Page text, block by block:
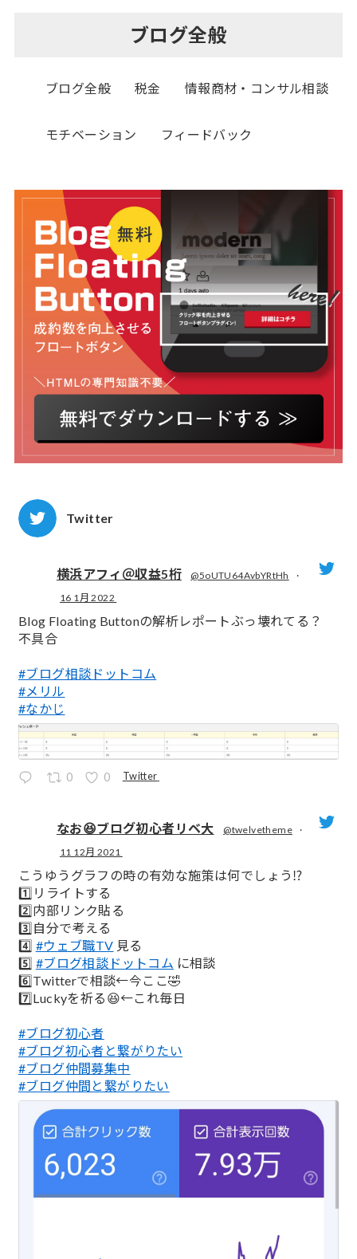
ブログ全般
ブログ全般 税金 情報商材・コンサル相談
モチベーション フィードバック
Twitter
横浜アフィ＠収益5桁 @5oUTU64AvbYRtHh
·
16 1月 2022
Blog Floating Buttonの解析レポートぶっ壊れてる？
不具合
#ブログ相談ドットコム
#メリル
#なかじ
0 0 Twitter
なお😆ブログ初心者リベ大 @twelvetheme
·
11 12月 2021
こうゆうグラフの時の有効な施策は何でしょう⁉️
1️⃣リライトする
2️⃣内部リンク貼る
3️⃣自分で考える
4️⃣ #ウェブ職TV 見る
5️⃣ #ブログ相談ドットコム に相談
6️⃣Twitterで相談←今ここ🤣
7️⃣Luckyを祈る😆←これ毎日
#ブログ初心者
#ブログ初心者と繋がりたい
#ブログ仲間募集中
#ブログ仲間と繋がりたい